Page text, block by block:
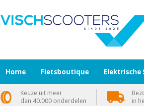
Home Fietsboutique Elektrische
Keuze uit meer
dan 40.000 onderdelen
in